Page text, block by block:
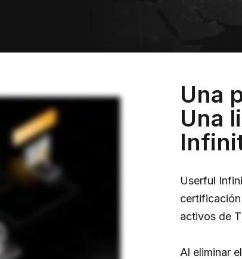
Una
Una
Userful
activos de
Al eliminar